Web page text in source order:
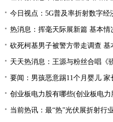
今日视点：5G普及率折射数字
热消息：挥毫天际展新篇 基本情
砍死柯基男子被警方带走调查 基
天天热消息：王源与粉丝合唱《
要闻：男孩恶意踢11个月婴儿
创业板电力股有哪些(创业板电力
当前热讯：最“热”光伏展折射行业新动向：